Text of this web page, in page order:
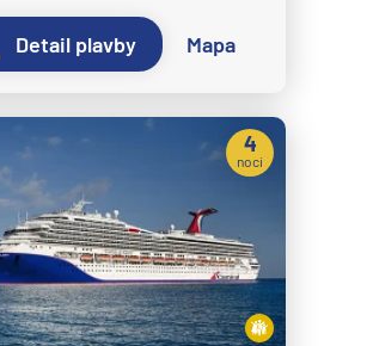
Spitsbergen
Sverdrup
Detail plavby Mapa
4
noci